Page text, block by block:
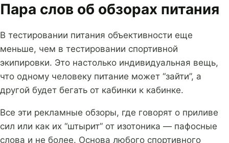
Пара слов об обзорах питания
В тестировании питания объективности еще
меньше, чем в тестировании спортивной
экипировки. Это настолько индивидуальная вещь,
что одному человеку питание может “зайти”, а
другой будет бегать от кабинки к кабинке.
Все эти рекламные обзоры, где говорят о приливе
сил или как их “штырит” от изотоника — пафосные
слова и не более. Основа любого спортивного